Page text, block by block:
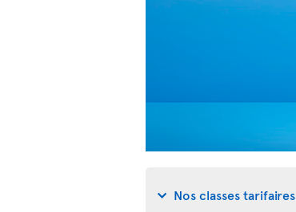
Nos classes tarifaires